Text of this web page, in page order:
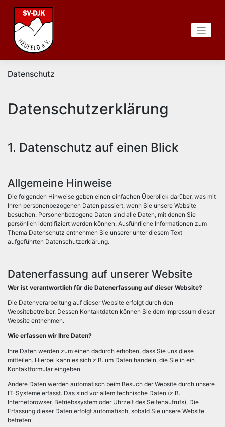
springen
Datenschutz
Datenschutzerklärung
1. Datenschutz auf einen Blick
Allgemeine Hinweise
Die folgenden Hinweise geben einen einfachen Überblick darüber, was mit
Ihren personenbezogenen Daten passiert, wenn Sie unsere Website
besuchen. Personenbezogene Daten sind alle Daten, mit denen Sie
persönlich identifiziert werden können. Ausführliche Informationen zum
Thema Datenschutz entnehmen Sie unserer unter diesem Text
aufgeführten Datenschutzerklärung.
Datenerfassung auf unserer Website
Wer ist verantwortlich für die Datenerfassung auf dieser Website?
Die Datenverarbeitung auf dieser Website erfolgt durch den
Websitebetreiber. Dessen Kontaktdaten können Sie dem Impressum dieser
Website entnehmen.
Wie erfassen wir Ihre Daten?
Ihre Daten werden zum einen dadurch erhoben, dass Sie uns diese
mitteilen. Hierbei kann es sich z.B. um Daten handeln, die Sie in ein
Kontaktformular eingeben.
Andere Daten werden automatisch beim Besuch der Website durch unsere
IT-Systeme erfasst. Das sind vor allem technische Daten (z.B.
Internetbrowser, Betriebssystem oder Uhrzeit des Seitenaufrufs). Die
Erfassung dieser Daten erfolgt automatisch, sobald Sie unsere Website
betreten.